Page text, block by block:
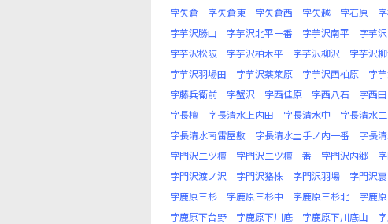
字矢倉
字矢倉東 字矢倉西 字矢越 字石原
字芋沢勝山
字芋沢北平一番 字芋沢南平 字芋
字芋沢松阪
字芋沢柏木平 字芋沢柳沢 字芋沢
字芋沢羽場田
字芋沢薬莱原 字芋沢西柏原 字
字藤兵衛前
字蟹沢 字西佳原 字西八石 字西
字長檀
字長清水上内田 字長清水中 字長清水
字長清水南雷屋敷
字長清水土手ノ内一番 字長
字門沢二ツ檀
字門沢二ツ檀一番 字門沢内郷
字門沢渡ノ沢
字門沢狢株 字門沢羽場 字門沢
字鹿原三杉
字鹿原三杉中 字鹿原三杉北 字鹿
字鹿原下台野
字鹿原下川底 字鹿原下川底山